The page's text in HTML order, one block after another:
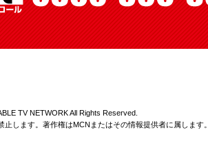
TV NETWORK All Rights Reserved.
止します。著作権はMCNまたはその情報提供者に属します。